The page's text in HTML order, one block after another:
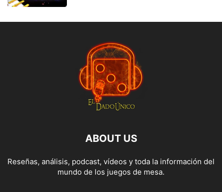
ABOUT US
Reseñas, análisis, podcast, vídeos y toda la información del
mundo de los juegos de mesa.